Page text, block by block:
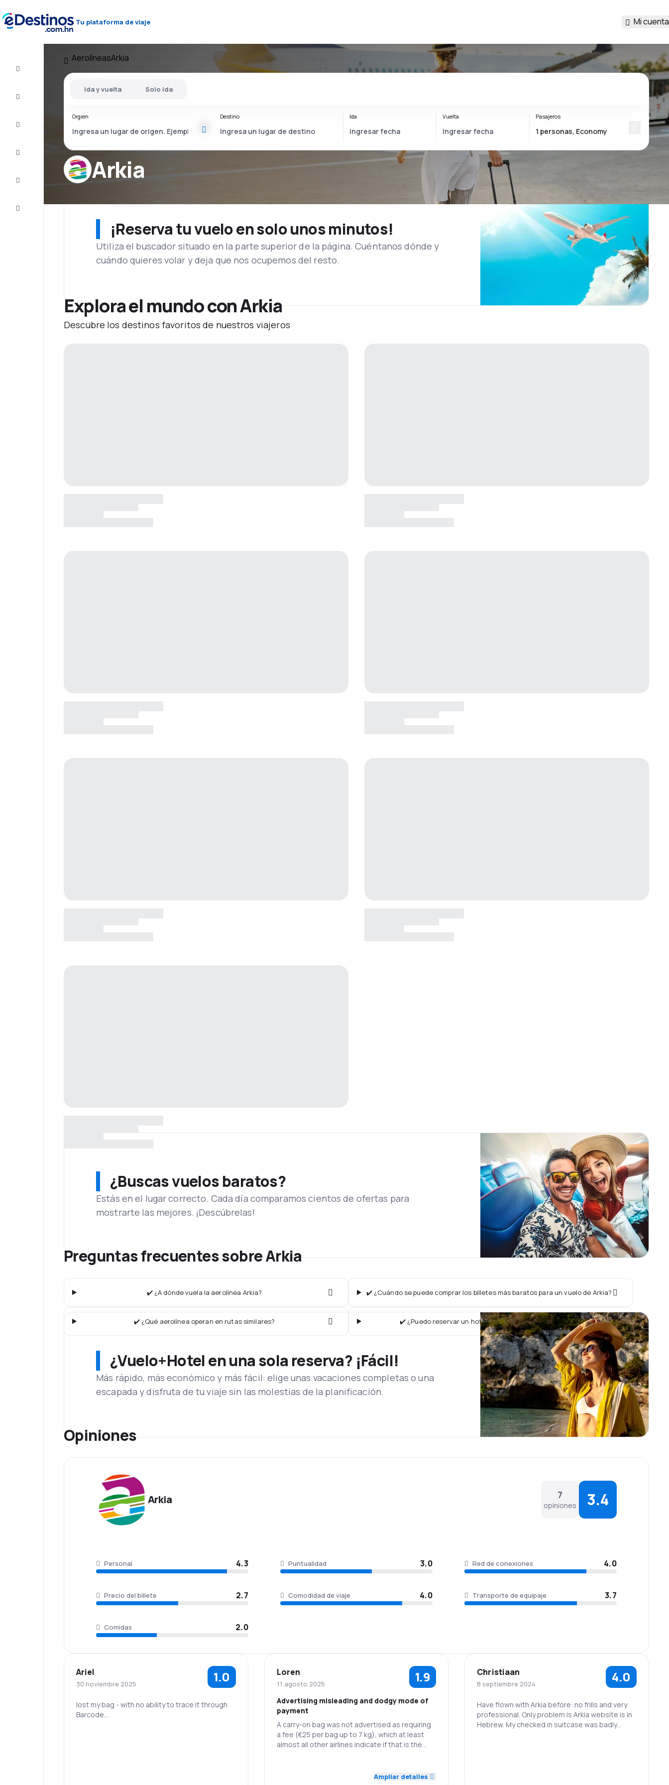
Tu plataforma de viaje Mi cuenta
Atención
AerolíneasArkia
Arkia
Ida y vuelta Solo ida
Orgien Destino Ida Vuelta Pasajeros
¡Reserva tu vuelo en solo unos minutos!
Utiliza el buscador situado en la parte superior de la página. Cuéntanos dónde y
cuándo quieres volar y deja que nos ocupemos del resto.
Explora el mundo con Arkia
Descubre los destinos favoritos de nuestros viajeros
¿Buscas vuelos baratos?
Estás en el lugar correcto. Cada día comparamos cientos de ofertas para
mostrarte las mejores. ¡Descúbrelas!
Preguntas frecuentes sobre Arkia
✔️ ¿A dónde vuela la aerolínea Arkia? ✔️ ¿Cuándo se puede comprar los billetes más baratos para un vuelo de Arkia?
✔️ ¿Qué aerolínea operan en rutas similares? ✔️ ¿Puedo reservar un hotel junto con un vuelo de Arkia?
¿Vuelo+Hotel en una sola reserva? ¡Fácil!
Más rápido, más económico y más fácil: elige unas vacaciones completas o una
escapada y disfruta de tu viaje sin las molestias de la planificación.
Opiniones
Arkia 7
opiniones 3.4
Personal 4.3 Puntualidad 3.0 Red de conexiones 4.0
Precio del billete 2.7 Comodidad de viaje 4.0 Transporte de equipaje 3.7
Comidas 2.0
Ariel
30 noviembre 2025 1.0
lost my bag - with no ability to trace it through
Barcode...
Loren
11 agosto 2025 1.9
Advertising misleading and dodgy mode of
payment
A carry-on bag was not advertised as requiring
a fee (€25 per bag up to 7 kg), which at least
almost all other airlines indicate if that is the
- we had to walk across the Munich airport just
Ampliar detalles
Christiaan
8 septiembre 2024 4.0
Have flown with Arkia before: no frills and very
professional. Only problem is Arkia website is in
Hebrew. My checked in suitcase was badly